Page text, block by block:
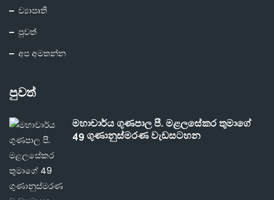
ව්‍යාපෘති
පුවත්
අප අමතන්න
පුවත්
මහාචාර්ය ගුණපාල පී. මළලසේකර තුමාගේ
49 ගුණානුස්මරණ වැඩසටහන